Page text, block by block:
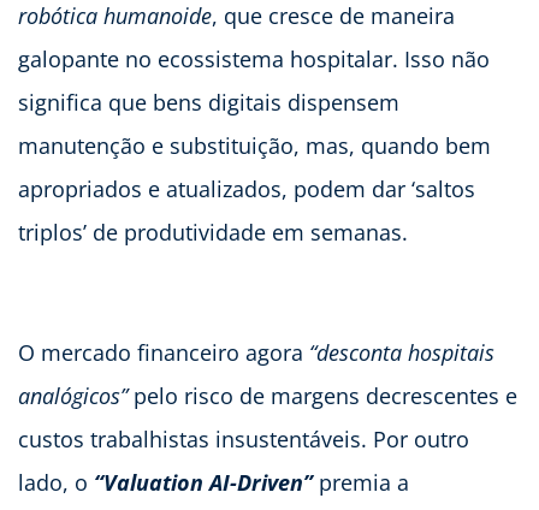
robótica humanoide, que cresce de maneira
galopante no ecossistema hospitalar. Isso não
significa que bens digitais dispensem
manutenção e substituição, mas, quando bem
apropriados e atualizados, podem dar ‘saltos
triplos’ de produtividade em semanas.
O mercado financeiro agora “desconta hospitais
analógicos”pelo risco de margens decrescentes e
custos trabalhistas insustentáveis. Por outro
lado, o “Valuation AI-Driven”premia a